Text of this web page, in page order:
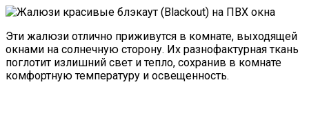
Эти жалюзи отлично приживутся в комнате, выходящей
окнами на солнечную сторону. Их разнофактурная ткань
поглотит излишний свет и тепло, сохранив в комнате
комфортную температуру и освещенность.